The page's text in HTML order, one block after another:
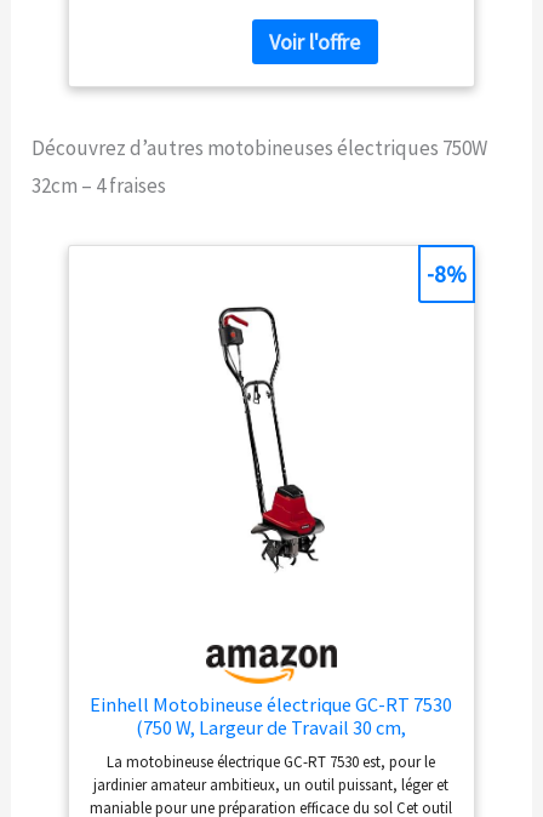
technologie avancée cette
motobineuse électrique
permet de démarrer même
d'inactivité. Labourage
aisée et rapide avec cette
Découvrez d’autres motobineuses électriques 750W
32cm – 4 fraises
Einhell Motobineuse électrique GC-RT 7530
(750 W, Largeur de Travail 30 cm,
Profondeur de Travail 20 cm, 4 Fraises
puissantes de à 22 cm, Guidon Ergonomique
et Pliable)
La motobineuse électrique GC-RT 7530 est, pour le
jardinier amateur ambitieux, un outil puissant, léger et
maniable pour une préparation efficace du sol Cet outil
-8%